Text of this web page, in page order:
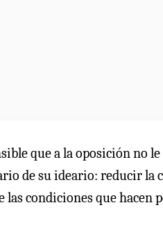
que a la oposición no
de su ideario: reducir la
condiciones que hacen